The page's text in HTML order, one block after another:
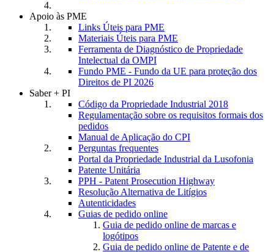
Apoio às PME
Links Úteis para PME
Materiais Úteis para PME
Ferramenta de Diagnóstico de Propriedade
Intelectual da OMPI
Fundo PME - Fundo da UE para proteção dos
Direitos de PI 2026
Saber + PI
Código da Propriedade Industrial 2018
Regulamentação sobre os requisitos formais dos
pedidos
Manual de Aplicação do CPI
Perguntas frequentes
Portal da Propriedade Industrial da Lusofonia
Patente Unitária
PPH - Patent Prosecution Highway
Resolução Alternativa de Litígios
Autenticidades
Guias de pedido online
Guia de pedido online de marcas e
logótipos
Guia de pedido online de Patente e de